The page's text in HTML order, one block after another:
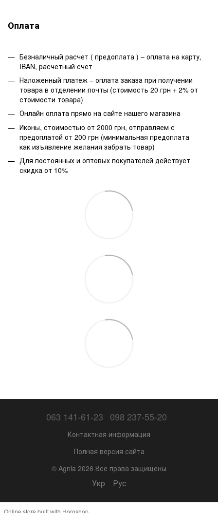
Оплата
Безналичный расчет ( предоплата ) – оплата на карту,
IBAN, расчетный счет
Наложенный платеж – оплата заказа при получении
товара в отделении почты (стоимость 20 грн + 2% от
стоимости товара)
Онлайн оплата прямо на сайте нашего магазина
Иконы, стоимостью от 2000 грн, отправляем с
предоплатой от 200 грн (минимальная предоплата
как изъявление желания забрать товар)
Для постоянных и оптовых покупателей действует
скидка от 10%
063 141-61-23 098 237-55-20
Контактная информация
Полная версия сайта
© Agnia 2026 Все права защищены
Укр Рус